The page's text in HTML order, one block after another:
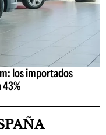
los importados
43%